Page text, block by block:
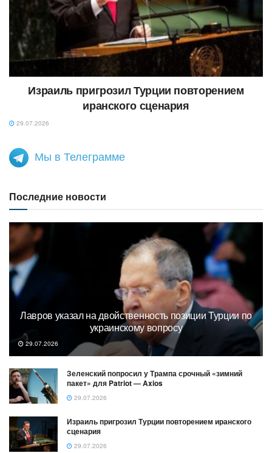
Израиль пригрозил Турции повторением
иранского сценария
29.07.2026
Мы в Телеграмме
Последние новости
Лавров указал на двойственность позиции Турции по
украинскому вопросу
29.07.2026
Зеленский попросил у Трампа срочный «зимний
пакет» для Patriot — Axios
29.07.2026
Израиль пригрозил Турции повторением иранского
сценария
29.07.2026